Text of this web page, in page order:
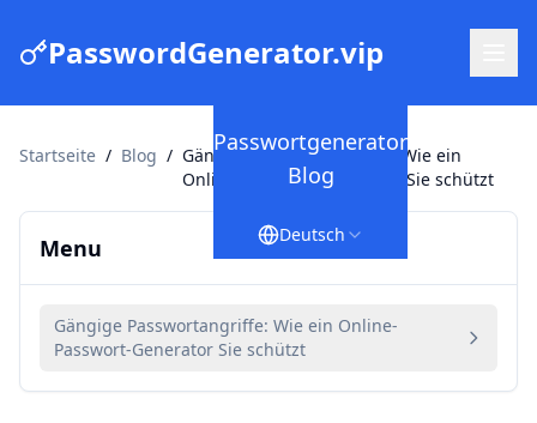
PasswordGenerator.vip
Passwortgenerator
Blog
Deutsch
Startseite / Blog / Gängige Passwortangriffe: Wie ein
Online-Passwort-Generator Sie schützt
Menu
Gängige Passwortangriffe: Wie ein Online-
Passwort-Generator Sie schützt